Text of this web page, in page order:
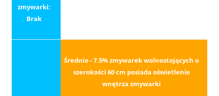
zmywarki:
Brak
Średnio - 7.5% zmywarek wolnostojących o
szerokości 60 cm posiada oświetlenie
wnętrza zmywarki